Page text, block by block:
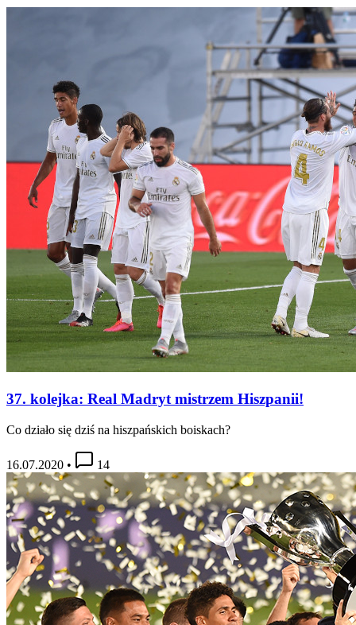
37. kolejka: Real Madryt mistrzem Hiszpanii!
Co działo się dziś na hiszpańskich boiskach?
16.07.2020 • 14